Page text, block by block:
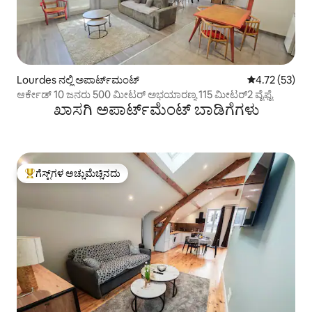
Lourdes ನಲ್ಲಿ ಅಪಾರ್ಟ್‌ಮಂಟ್ 5 ರಲ್ಲಿ 4.72
4.72 (53)
ಆರ್ಕೇಡ್ 10 ಜನರು 500 ಮೀಟರ್ ಅಭಯಾರಣ್ಯ 115 ಮೀಟರ್2 ವೈಫೈ
ಖಾಸಗಿ ಅಪಾರ್ಟ್‌ಮೆಂಟ್ ಬಾಡಿಗೆಗಳು
ಗೆಸ್ಟ್‌ಗಳಿಗೆ ಅತಿ ಹೆಚ್ಚು ಅಚ್ಚುಮೆಚ್ಚಿನದು
ಗೆಸ್ಟ್‌ಗಳ ಅಚ್ಚುಮೆಚ್ಚಿನದು